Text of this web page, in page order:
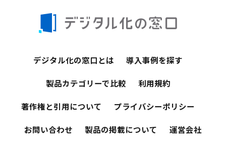
デジタル化の窓口とは 導入事例を探す
製品カテゴリーで比較 利用規約
著作権と引用について プライバシーポリシー
お問い合わせ 製品の掲載について 運営会社